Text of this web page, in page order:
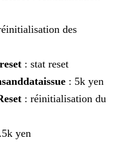
des
: stat reset
: 5k yen
: réinitialisation du
yen